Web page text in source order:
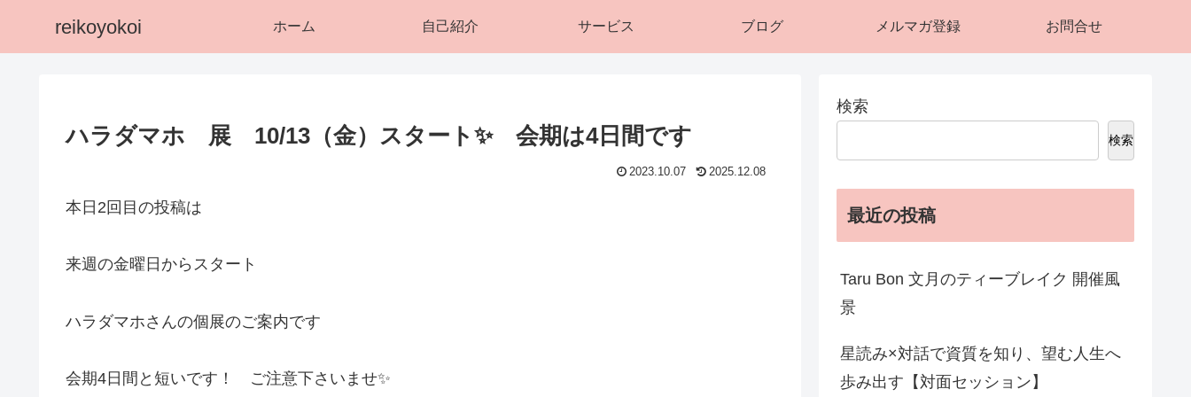
reikoyokoi ホーム 自己紹介 サービス ブログ メルマガ登録 お問合せ
ハラダマホ 展 10/13（金）スタート✨ 会期は4日間です
2023.10.07 2025.12.08
本日2回目の投稿は
来週の金曜日からスタート
ハラダマホさんの個展のご案内です
会期4日間と短いです！ ご注意下さいませ✨
検索
検索
最近の投稿
Taru Bon 文月のティーブレイク 開催風
景
星読み×対話で資質を知り、望む人生へ
歩み出す【対面セッション】